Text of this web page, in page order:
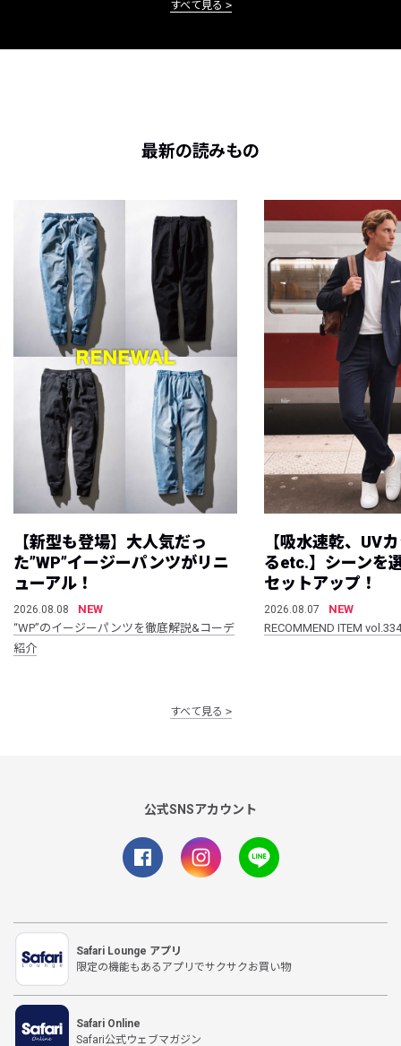
すべて見る
最新の読みもの
【新型も登場】大人気だっ
た”WP”イージーパンツがリニ
ューアル！
2026.08.08
NEW
“WP”のイージーパンツを徹底解説&コーデ
紹介
【吸水速乾、UV
るetc.】シーンを
セットアップ！
2026.08.07
NEW
RECOMMEND ITEM vol.334
すべて見る
公式SNSアカウント
Safari Lounge アプリ
限定の機能もあるアプリでサクサクお買い物
Safari Online
Safari公式ウェブマガジン